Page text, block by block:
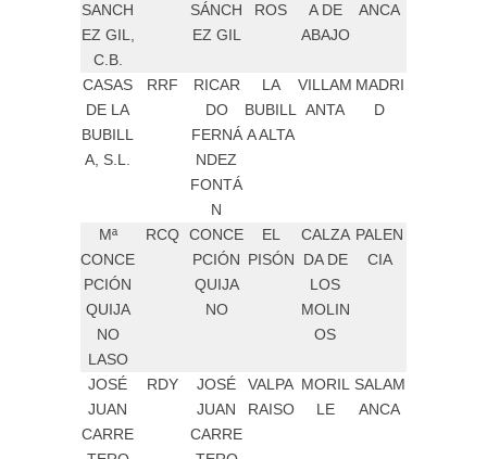
SANCH
EZ GIL,
C.B.
SÁNCH
EZ GIL
ROS
A DE
ABAJO
ANCA
CASAS
DE LA
BUBILL
A, S.L.
RRF
RICAR
DO
FERNÁ
NDEZ
FONTÁ
N
LA
BUBILL
A ALTA
VILLAM
ANTA
MADRI
D
Mª
CONCE
PCIÓN
QUIJA
NO
LASO
RCQ CONCE
PCIÓN
QUIJA
NO
EL
PISÓN
CALZA
DA DE
LOS
MOLIN
OS
PALEN
CIA
JOSÉ
JUAN
CARRE
RDY
JOSÉ
JUAN
CARRE
VALPA
RAISO
MORIL
LE
SALAM
ANCA